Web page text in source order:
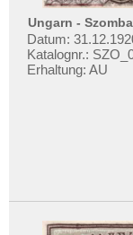
Ungarn -
Datum:
Katalognr.:
Erhaltung: AU